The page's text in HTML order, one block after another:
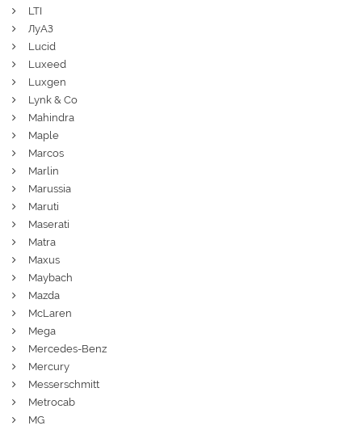
LTI
ЛуАЗ
Lucid
Luxeed
Luxgen
Lynk & Co
Mahindra
Maple
Marcos
Marlin
Marussia
Maruti
Maserati
Matra
Maxus
Maybach
Mazda
McLaren
Mega
Mercedes-Benz
Mercury
Messerschmitt
Metrocab
MG